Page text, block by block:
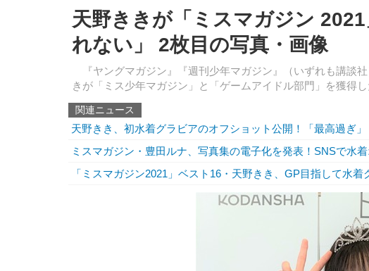
天野ききが「ミスマガジン
れない」 2枚目の写真・画像
『ヤングマガジン』『週刊少年マガジン』（いずれも講談
きが「ミス少年マガジン」と「ゲームアイドル部門」を獲得し
関連ニュース
天野きき、初水着グラビアのオフショット公開！「最高過ぎ」
ミスマガジン・豊田ルナ、写真集の電子化を発表！SNSで水
「ミスマガジン2021」ベスト16・天野きき、GP目指して水着